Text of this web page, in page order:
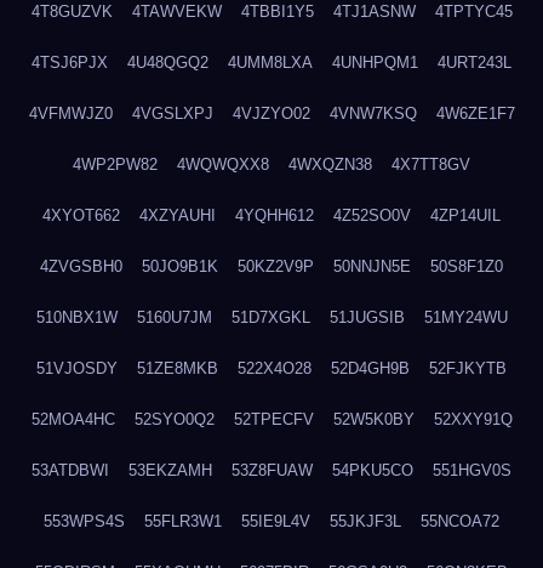
4T8GUZVK 4TAWVEKW 4TBBI1Y5 4TJ1ASNW 4TPTYC45
4TSJ6PJX 4U48QGQ2 4UMM8LXA 4UNHPQM1 4URT243L
4VFMWJZ0 4VGSLXPJ 4VJZYO02 4VNW7KSQ 4W6ZE1F7
4WP2PW82 4WQWQXX8 4WXQZN38 4X7TT8GV
4XYOT662 4XZYAUHI 4YQHH612 4Z52SO0V 4ZP14UIL
4ZVGSBH0 50JO9B1K 50KZ2V9P 50NNJN5E 50S8F1Z0
510NBX1W 5160U7JM 51D7XGKL 51JUGSIB 51MY24WU
51VJOSDY 51ZE8MKB 522X4O28 52D4GH9B 52FJKYTB
52MOA4HC 52SYO0Q2 52TPECFV 52W5K0BY 52XXY91Q
53ATDBWI 53EKZAMH 53Z8FUAW 54PKU5CO 551HGV0S
553WPS4S 55FLR3W1 55IE9L4V 55JKJF3L 55NCOA72